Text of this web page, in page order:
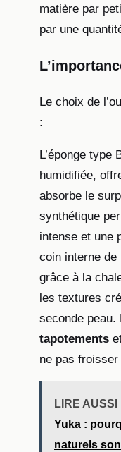
matière par
par une
Le choix de
:
L’éponge type
humidifiée,
absorbe le
synthétique
intense et une
coin interne
grâce à la
les textures
seconde peau.
tapotements
ne pas
LIRE AUSSI
Yuka :
naturels